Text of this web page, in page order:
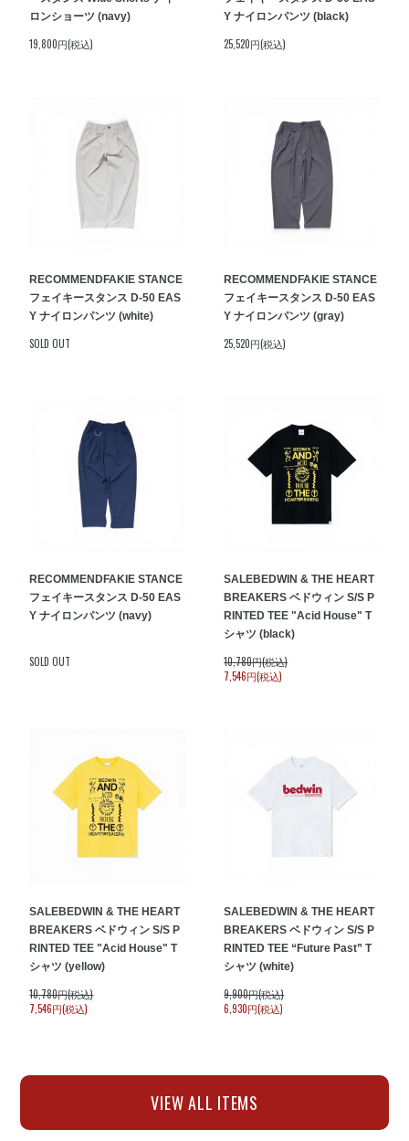
ロンショーツ (navy)
19,800円(税込)
Y ナイロンパンツ (black)
25,520円(税込)
RECOMMENDFAKIE STANCE
フェイキースタンス D-50 EAS
Y ナイロンパンツ (white)
SOLD OUT
RECOMMENDFAKIE STANCE
フェイキースタンス D-50 EAS
Y ナイロンパンツ (gray)
25,520円(税込)
RECOMMENDFAKIE STANCE
フェイキースタンス D-50 EAS
Y ナイロンパンツ (navy)
SOLD OUT
SALEBEDWIN & THE HEART
BREAKERS ベドウィン S/S P
RINTED TEE "Acid House" T
シャツ (black)
10,780円(税込)
7,546円(税込)
SALEBEDWIN & THE HEART
BREAKERS ベドウィン S/S P
RINTED TEE "Acid House" T
シャツ (yellow)
10,780円(税込)
7,546円(税込)
SALEBEDWIN & THE HEART
BREAKERS ベドウィン S/S P
RINTED TEE “Future Past” T
シャツ (white)
9,900円(税込)
6,930円(税込)
VIEW ALL ITEMS